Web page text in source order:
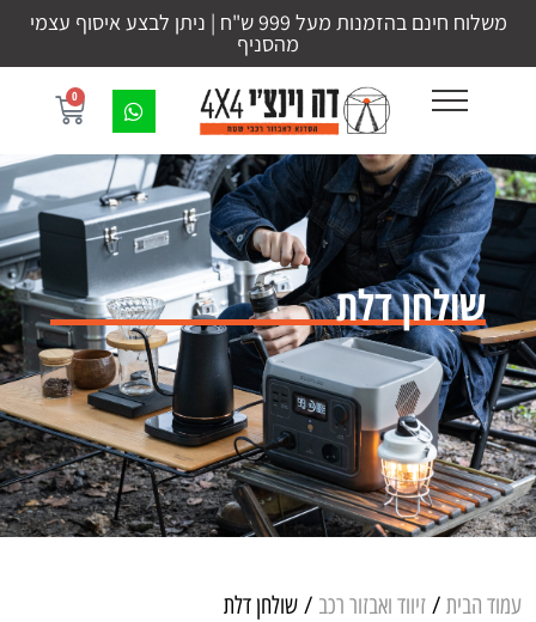
משלוח חינם בהזמנות מעל 999 ש"ח | ניתן לבצע איסוף עצמי
מהסניף
0
שולחן דלת
עמוד הבית / זיווד ואבזור רכב / שולחן דלת